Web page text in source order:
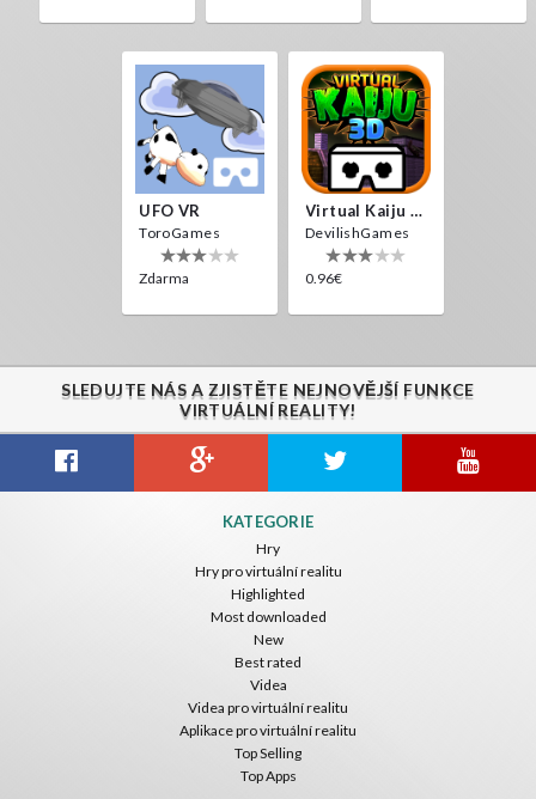
UFO VR
ToroGames
Zdarma
Virtual Kaiju 3D
DevilishGames
0.96€
SLEDUJTE NÁS A ZJISTĚTE NEJNOVĚJŠÍ FUNKCE
VIRTUÁLNÍ REALITY!
KATEGORIE
Hry
Hry pro virtuální realitu
Highlighted
Most downloaded
New
Best rated
Videa
Videa pro virtuální realitu
Aplikace pro virtuální realitu
Top Selling
Top Apps